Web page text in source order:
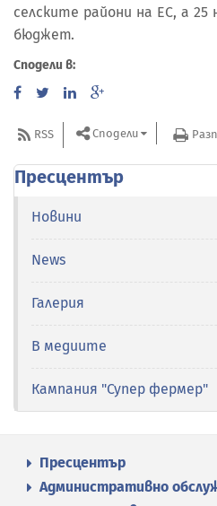
селските райони на ЕС, а
бюджет.
Сподели в:
RSS Сподели
Пресцентър
Новини
News
Галерия
В медиите
Кампания "Супер фермер"
Пресцентър
Административно